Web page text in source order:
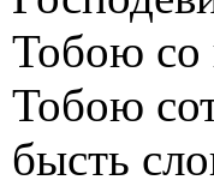
Тобою со
Тобою
бысть